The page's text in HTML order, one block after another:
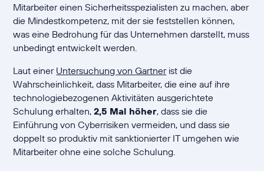
Mitarbeiter einen Sicherheitsspezialisten zu machen, aber
die Mindestkompetenz, mit der sie feststellen können,
was eine Bedrohung für das Unternehmen darstellt, muss
unbedingt entwickelt werden.
Laut einer Untersuchung von Gartnerist die
Wahrscheinlichkeit, dass Mitarbeiter, die eine auf ihre
technologiebezogenen Aktivitäten ausgerichtete
Schulung erhalten,2,5 Mal höher, dass sie die
Einführung von Cyberrisiken vermeiden, und dass sie
doppelt so produktiv mit sanktionierter IT umgehen wie
Mitarbeiter ohne eine solche Schulung.